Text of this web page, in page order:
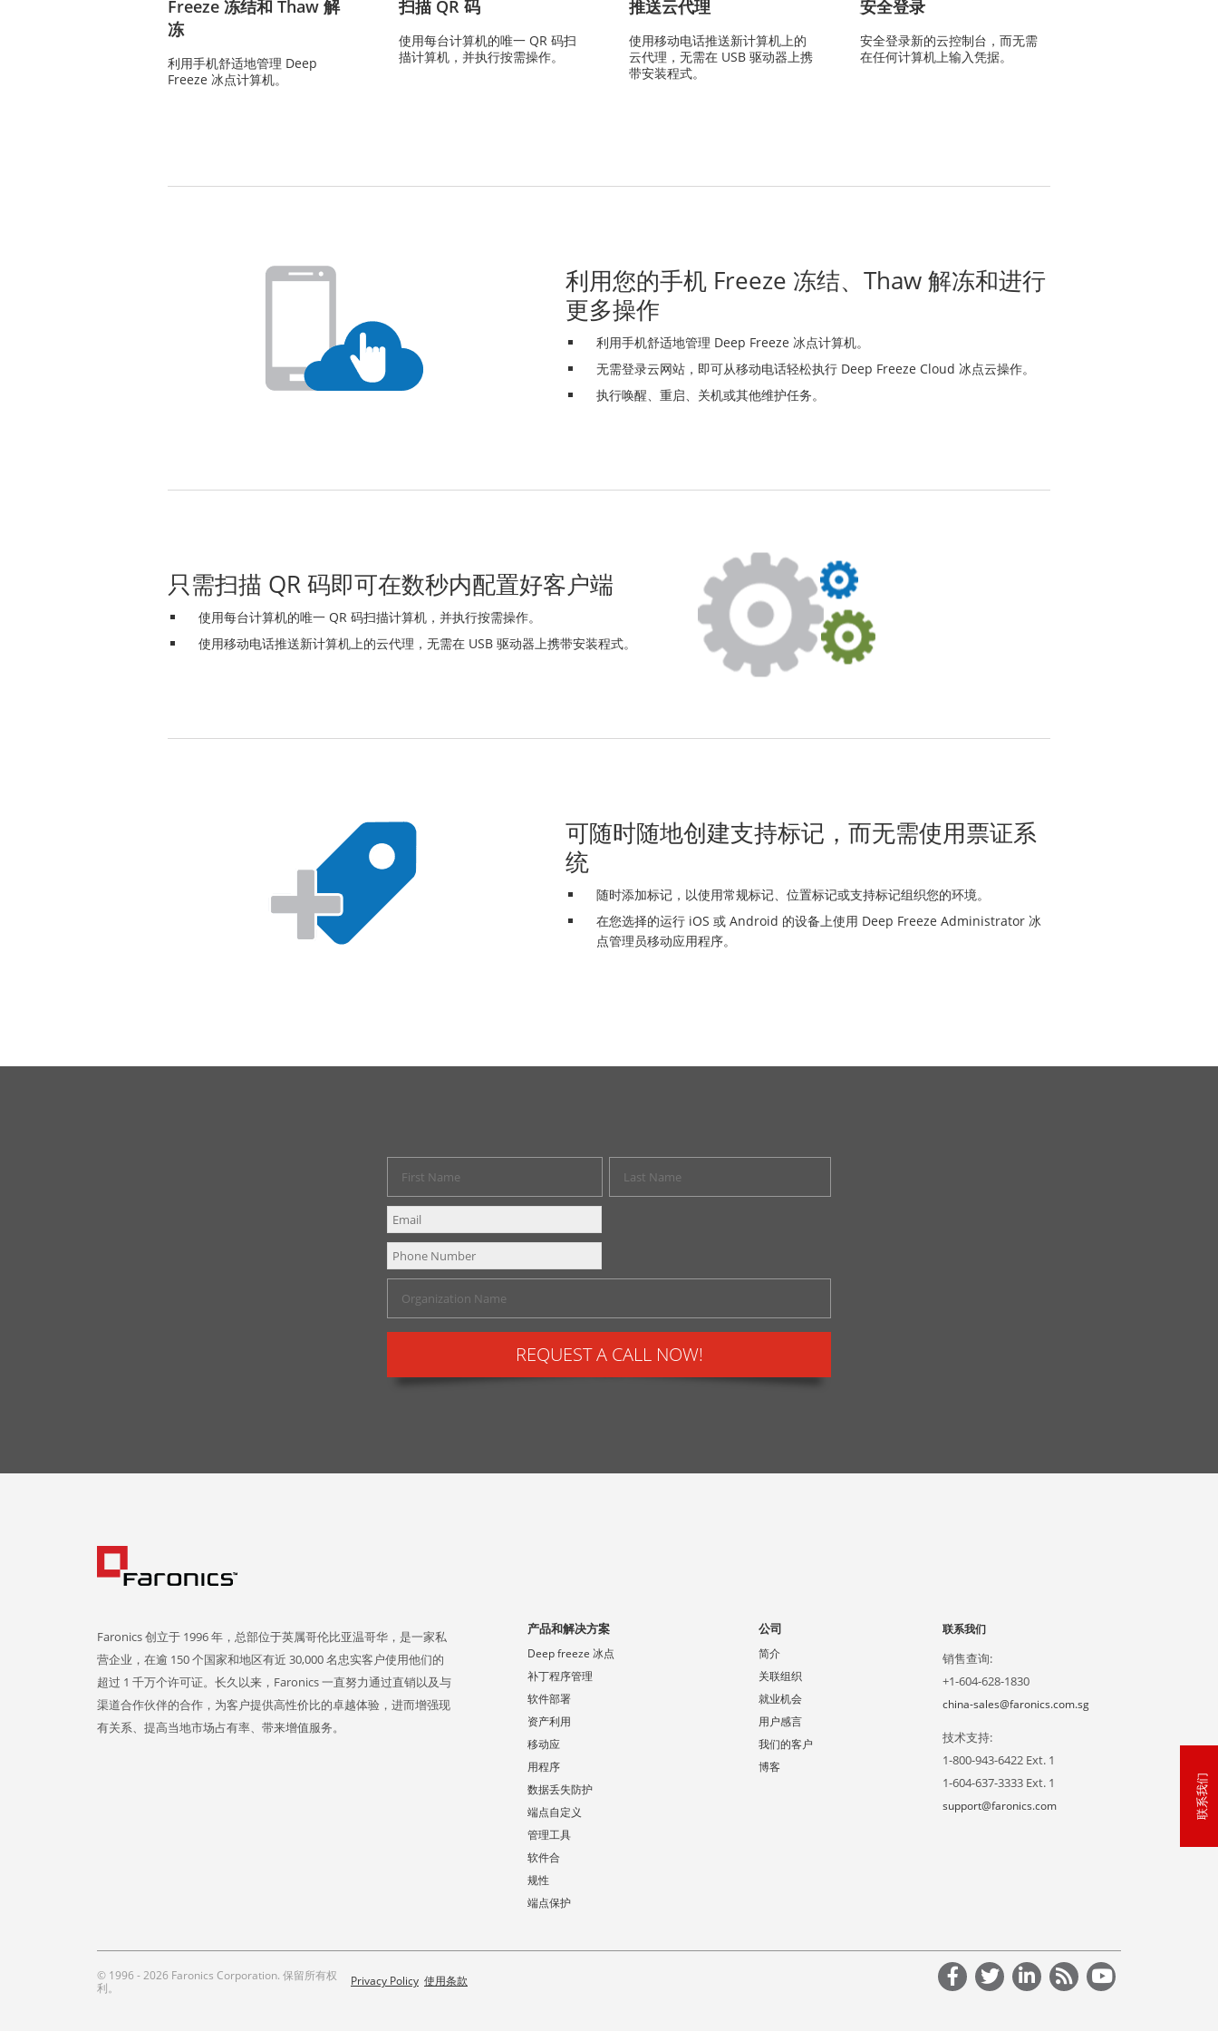
Freeze 冻结和 Thaw 解
冻
利用手机舒适地管理 Deep
Freeze 冰点计算机。
扫描 QR 码
使用每台计算机的唯一 QR 码扫
描计算机，并执行按需操作。
推送云代理
使用移动电话推送新计算机上的
云代理，无需在 USB 驱动器上携
带安装程式。
安全登录
安全登录新的云控制台，而无需
在任何计算机上输入凭据。
利用您的手机 Freeze 冻结、Thaw 解冻和进行
更多操作
利用手机舒适地管理 Deep Freeze 冰点计算机。
无需登录云网站，即可从移动电话轻松执行 Deep Freeze Cloud 冰点云操作。
执行唤醒、重启、关机或其他维护任务。
只需扫描 QR 码即可在数秒内配置好客户端
使用每台计算机的唯一 QR 码扫描计算机，并执行按需操作。
使用移动电话推送新计算机上的云代理，无需在 USB 驱动器上携带安装程式。
可随时随地创建支持标记，而无需使用票证系
统
随时添加标记，以使用常规标记、位置标记或支持标记组织您的环境。
在您选择的运行 iOS 或 Android 的设备上使用 Deep Freeze Administrator 冰
点管理员移动应用程序。
REQUEST A CALL NOW!
Faronics 创立于 1996 年，总部位于英属哥伦比亚温哥华，是一家私
营企业，在逾 150 个国家和地区有近 30,000 名忠实客户使用他们的
超过 1 千万个许可证。长久以来，Faronics 一直努力通过直销以及与
渠道合作伙伴的合作，为客户提供高性价比的卓越体验，进而增强现
有关系、提高当地市场占有率、带来增值服务。
产品和解决方案
Deep freeze 冰点
补丁程序管理
软件部署
资产利用
移动应
用程序
数据丢失防护
端点自定义
管理工具
软件合
规性
端点保护
公司
简介
关联组织
就业机会
用户感言
我们的客户
博客
联系我们
销售查询:
+1-604-628-1830
china-sales@faronics.com.sg
技术支持:
1-800-943-6422 Ext. 1
1-604-637-3333 Ext. 1
support@faronics.com
© 1996 - 2026 Faronics Corporation. 保留所有权
利。
Privacy Policy 使用条款
联系我们